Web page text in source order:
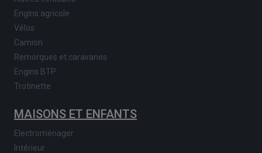
Engins agricole
Vélos
Camion
Remorques et caravanes
Engins BTP
Trotinette
MAISONS ET ENFANTS
Electroménager
Intérieur